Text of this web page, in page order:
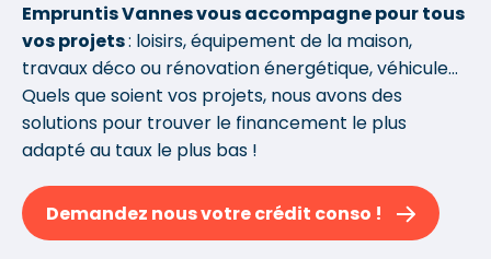
Empruntis Vannes vous accompagne pour tous
vos projets: loisirs, équipement de la maison,
travaux déco ou rénovation énergétique, véhicule...
Quels que soient vos projets, nous avons des
solutions pour trouver le financement le plus
adapté au taux le plus bas !
Demandez nous votre crédit conso !